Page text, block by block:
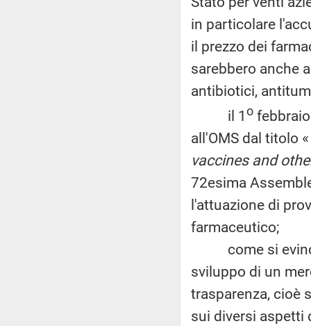
in particolare
il prezzo dei
sarebbero anche
antibiotici,
il 1o
all'OMS dal titolo «
vaccines and
72esima
l'attuazione di
farmaceutico;
come si evince
sviluppo di un
trasparenza, cioè
sui diversi aspetti